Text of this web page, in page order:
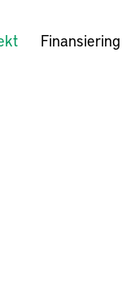
Finansiering